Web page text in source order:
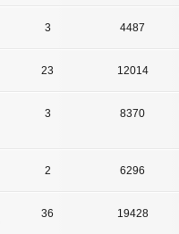
3 4487
23 12014
3 8370
2 6296
36 19428